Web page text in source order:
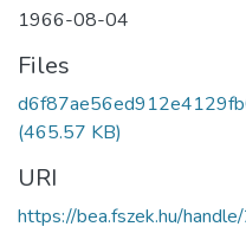
1966-08-04
Files
(465.57 KB)
URI
https://bea.fszek.hu/